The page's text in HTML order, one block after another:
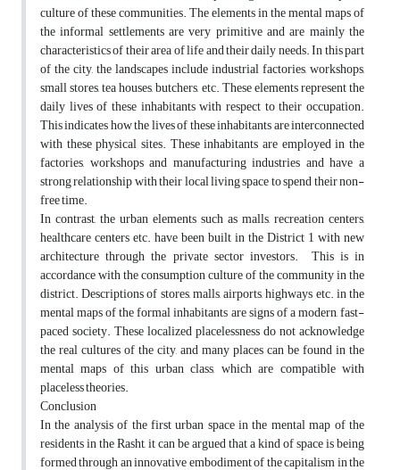
culture of these communities. The elements in the mental maps of
the informal settlements are very primitive and are mainly the
characteristics of their area of ​​life and their daily needs. In this part
of the city, the landscapes include industrial factories, workshops,
small stores, tea houses, butchers, etc. These elements represent the
daily lives of these inhabitants with respect to their occupation.
This indicates how the lives of these inhabitants are interconnected
with these physical sites. These inhabitants are employed in the
factories, workshops and manufacturing industries and have a
strong relationship with their local living space to spend their non-
free time.
In contrast, the urban elements such as malls, recreation centers,
healthcare centers etc. have been built in the District 1 with new
architecture through the private sector investors. This is in
accordance with the consumption culture of the community in the
district. Descriptions of stores, malls, airports, highways etc. in the
mental maps of the formal inhabitants are signs of a modern, fast-
paced society. These localized placelessness do not acknowledge
the real cultures of the city, and many places can be found in the
mental maps of this urban class, which are compatible with
placeless theories.
Conclusion
In the analysis of the first urban space in the mental map of the
residents in the Rasht, it can be argued that a kind of space is being
formed through an innovative embodiment of the capitalism in the